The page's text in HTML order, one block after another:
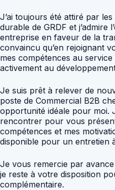
J’ai toujours été attiré par
durable de GRDF et j’admire
entreprise en faveur de la
convaincu qu’en rejoignant
mes compétences au
activement au
Je suis prêt à relever de
poste de Commercial B2B
opportunité idéale pour moi.
rencontrer pour vous
compétences et mes
disponible pour un entretien
Je vous remercie par
je reste à votre disposition
complémentaire.